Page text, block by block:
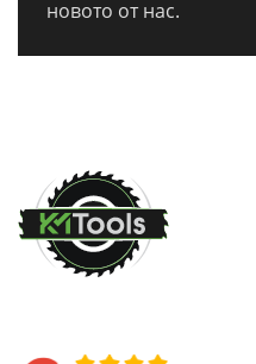
новото от нас.